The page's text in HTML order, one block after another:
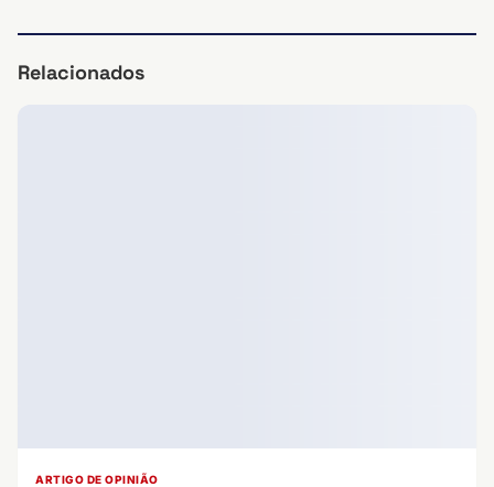
Relacionados
ARTIGO DE OPINIÃO